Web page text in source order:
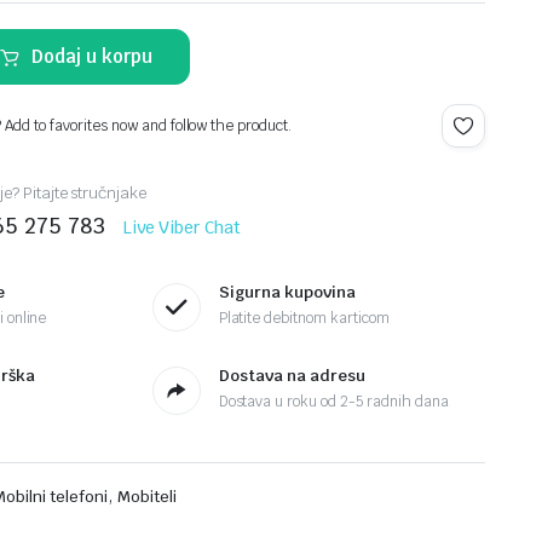
Dodaj u korpu
to favorites now and follow the product.
Pitajte stručnjake
275 783 Live Viber Chat
online
Sigurna kupovina
Platite debitnom karticom
Dostava na adresu
Dostava u roku od 2-5 radnih dana
telefoni, Mobiteli